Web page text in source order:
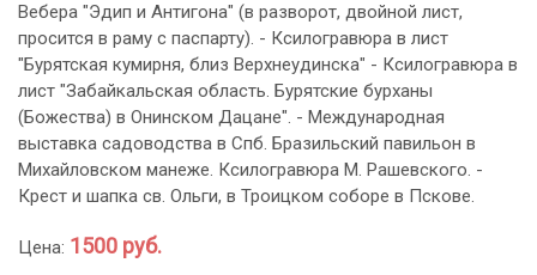
Вебера "Эдип и Антигона" (в разворот, двойной лист,
просится в раму с паспарту). - Ксилогравюра в лист
"Бурятская кумирня, близ Верхнеудинска" - Ксилогравюра в
лист "Забайкальская область. Бурятские бурханы
(Божества) в Онинском Дацане". - Международная
выставка садоводства в Спб. Бразильский павильон в
Михайловском манеже. Ксилогравюра М. Рашевского. -
Крест и шапка св. Ольги, в Троицком соборе в Пскове.
Цена: 1500 руб.